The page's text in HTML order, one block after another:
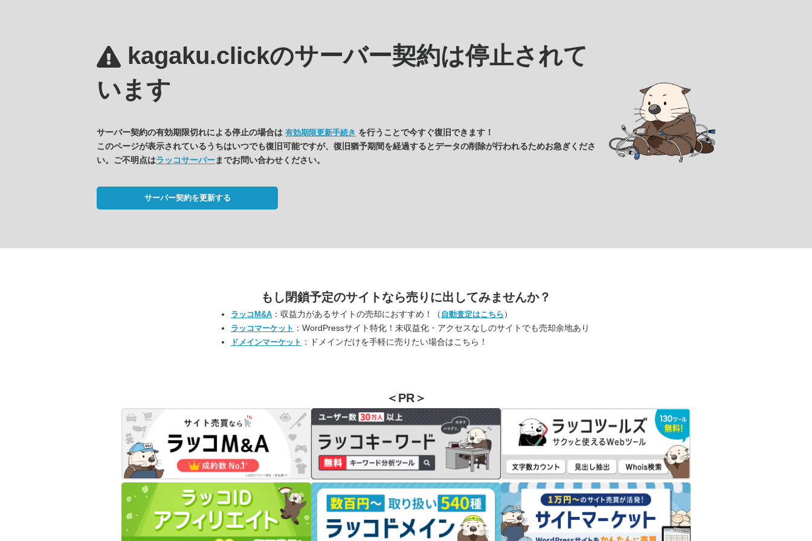
kagaku.clickのサーバー契約は停止されて
います
サーバー契約の有効期限切れによる停止の場合は 有効期限更新手続き を行うことで今すぐ復旧できます！
このページが表示されているうちはいつでも復旧可能ですが、復旧猶予期間を経過するとデータの削除が行われるためお急ぎくださ
い。ご不明点はラッコサーバーまでお問い合わせください。
サーバー契約を更新する
もし閉鎖予定のサイトなら売りに出してみませんか？
ラッコM&A ：収益力があるサイトの売却におすすめ！（ 自動査定はこちら ）
ラッコマーケット ：WordPressサイト特化！未収益化・アクセスなしのサイトでも売却余地あり
ドメインマーケット ：ドメインだけを手軽に売りたい場合はこちら！
＜PR＞